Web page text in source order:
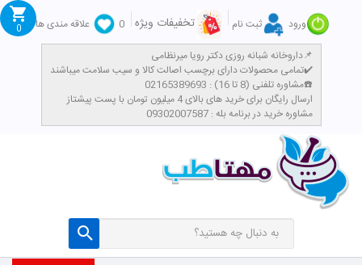
ورود ثبت نام تخفیفات ویژه 0
علاقه مندی ها
داروخانه شبانه روزی دکتر رویا میرنظامی📌
تمامی محصولات دارای برچسب اصالت کالا و سیب سلامت میباشند✔️
مشاوره تلفنی (8 تا 16) : 02165389693☎️
​ارسال رایگان برای خرید های بالای 4 میلیون تومان با پست پیشتاز
مشاوره خرید در برنامه بله : 09302007587
0